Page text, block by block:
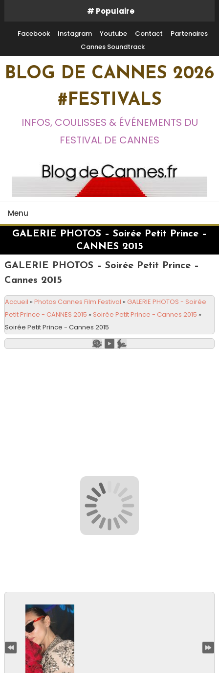
Content
# Populaire
Facebook Instagram Youtube Contact
Partenaires
Cannes Soundtrack
BLOG DE CANNES 2026
#FESTIVALS
INFOS, COULISSES & ÉVÉNEMENTS DU
FESTIVAL DE CANNES
Menu
GALERIE PHOTOS – Soirée Petit Prince –
CANNES 2015
GALERIE PHOTOS – Soirée Petit Prince –
Cannes 2015
Accueil »Photos Cannes Film Festival » GALERIE PHOTOS - Soirée
Petit Prince - CANNES 2015 » Soirée Petit Prince - Cannes 2015 »
Soirée Petit Prince - Cannes 2015